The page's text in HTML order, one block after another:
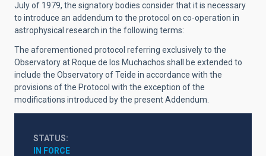
July of 1979, the signatory bodies consider that it is necessary
to introduce an addendum to the protocol on co-operation in
astrophysical research in the following terms:
The aforementioned protocol referring exclusively to the
Observatory at Roque de los Muchachos shall be extended to
include the Observatory of Teide in accordance with the
provisions of the Protocol with the exception of the
modifications introduced by the present Addendum.
STATUS
IN FORCE